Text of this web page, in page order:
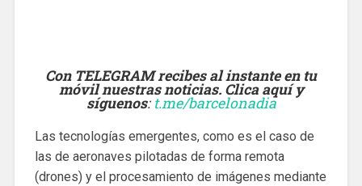
Con TELEGRAM recibes al instante en tu
móvil nuestras noticias. Clica aquí y
síguenos: t.me/barcelonadia
Las tecnologías emergentes, como es el caso de
las de aeronaves pilotadas de forma remota
(drones) y el procesamiento de imágenes mediante